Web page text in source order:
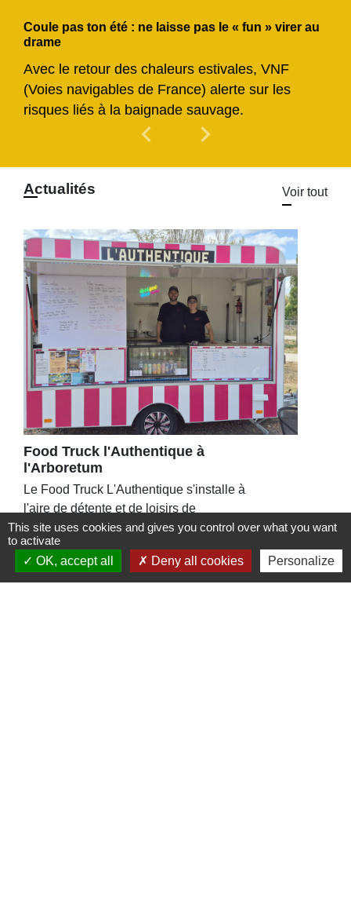
Coule pas ton été : ne laisse pas le « fun » virer au
drame
Avec le retour des chaleurs estivales, VNF
(Voies navigables de France) alerte sur les
risques liés à la baignade sauvage.
chevron_left Previous
chevron_right
Actualités Voir tout
Food Truck l'Authentique à
l'Arboretum
Le Food Truck L'Authentique s'installe à
l'aire de détente et de loisirs de
l'Arboretum, jusqu’au 6 septembre 2026
This site uses cookies and gives you control over what you want
to activate
OK, accept all
Deny all cookies Personalize